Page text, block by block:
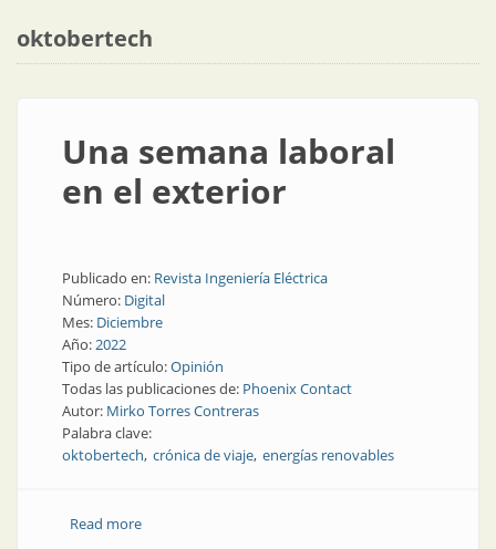
oktobertech
Una semana laboral
en el exterior
Publicado en: Revista Ingeniería Eléctrica
Número: Digital
Mes: Diciembre
Año:2022
Tipo de artículo:Opinión
Todas las publicaciones de: Phoenix Contact
Autor: Mirko Torres Contreras
Palabra clave:
oktobertech crónica de viaje energías renovables
Read moreabout Una semana laboral en el exterior